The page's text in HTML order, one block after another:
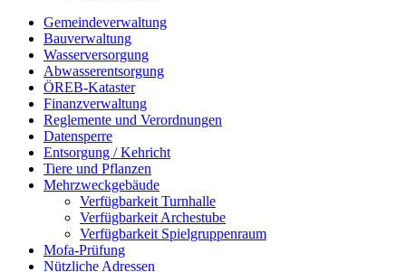
Gemeindeverwaltung
Bauverwaltung
Wasserversorgung
Abwasserentsorgung
ÖREB-Kataster
Finanzverwaltung
Reglemente und Verordnungen
Datensperre
Entsorgung / Kehricht
Tiere und Pflanzen
Mehrzweckgebäude
Verfügbarkeit Turnhalle
Verfügbarkeit Archestube
Verfügbarkeit Spielgruppenraum
Mofa-Prüfung
Nützliche Adressen